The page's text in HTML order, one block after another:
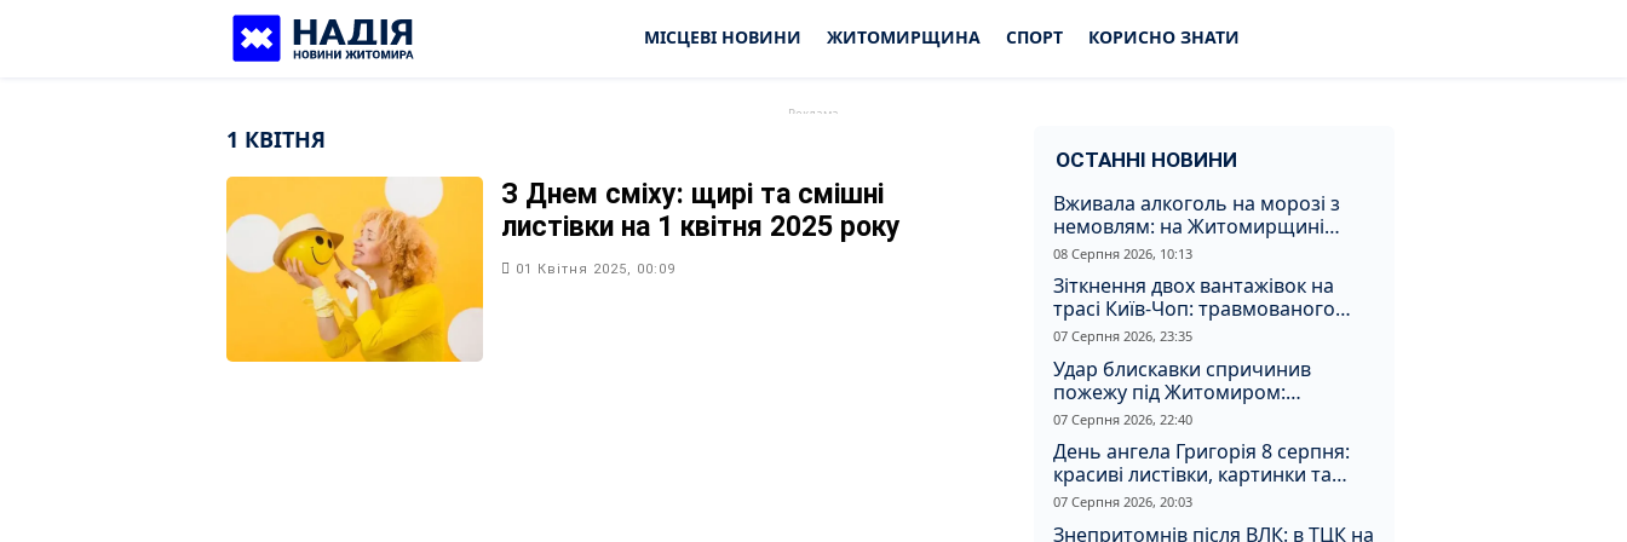
МІСЦЕВІ НОВИНИ ЖИТОМИРЩИНА СПОРТ КОРИСНО ЗНАТИ
1 КВІТНЯ
З Днем сміху: щирі та смішні
листівки на 1 квітня 2025 року
01 Квітня 2025, 00:09
ОСТАННІ НОВИНИ
Вживала алкоголь на морозі з
немовлям: на Житомирщині
засудили матір, через яку дитина
отримала обмороження
08 Серпня 2026, 10:13
Зіткнення двох вантажівок на
трасі Київ-Чоп: травмованого
водія забрали до лікарні
07 Серпня 2026, 23:35
Удар блискавки спричинив
пожежу під Житомиром:
рятувальники витягли з вогню
кота
07 Серпня 2026, 22:40
День ангела Григорія 8 серпня:
красиві листівки, картинки та
душевні привітання
07 Серпня 2026, 20:03
Знепритомнів після ВЛК: в ТЦК на